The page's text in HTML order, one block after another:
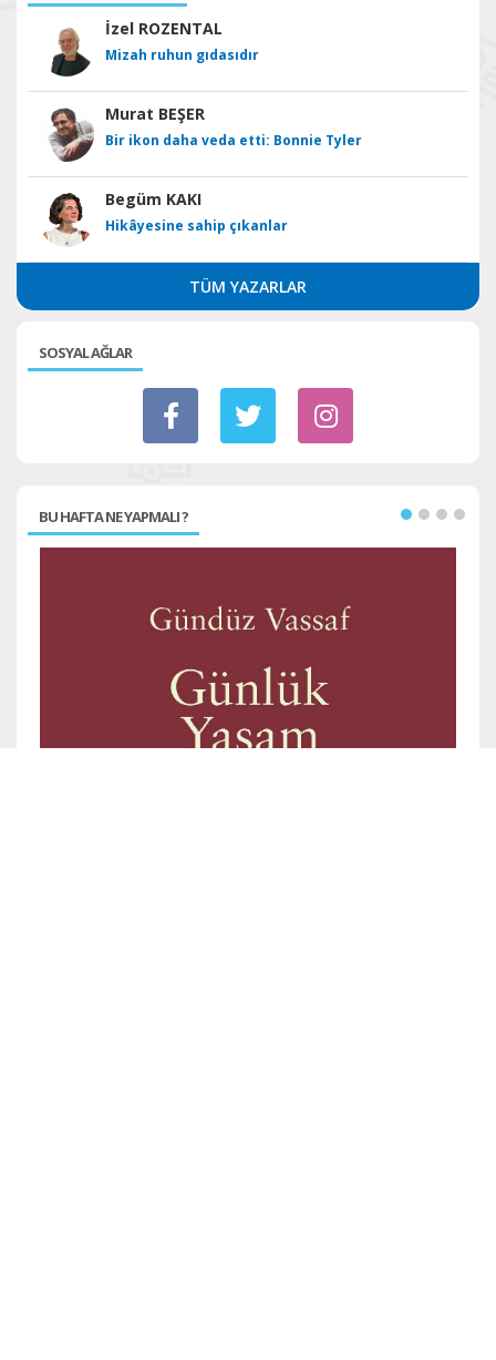
İzel ROZENTAL
Mizah ruhun gıdasıdır
Murat BEŞER
Bir ikon daha veda etti: Bonnie Tyler
Begüm KAKI
Hikâyesine sahip çıkanlar
TÜM YAZARLAR
SOSYAL AĞLAR
BU HAFTA NE YAPMALI ?